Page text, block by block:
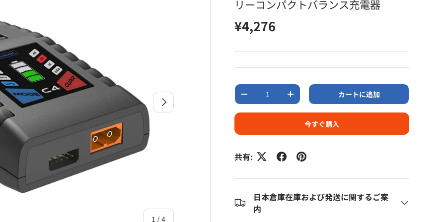
1 / の
4
次
リーコンパクトバランス充電器
定価
¥4,276
数量
数量を減らす
数量を増やす カートに追加
今すぐ購入
共有:
日本倉庫在庫および発送に関するご案
内